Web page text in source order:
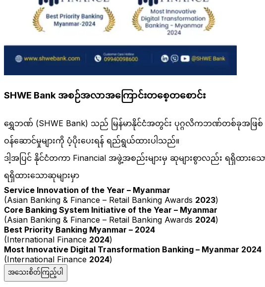
SHWE Bank အစဉ်အလာအကြောင်းတစေ့တစောင်း
ရွှေဘဏ် (SHWE Bank) သည် မြန်မာနိုင်ငံအတွင်း ပုဂ္ဂလိကဘဏ်တစ်ခုအဖြ
ဝန်ဆောင်မှုများကို ပံ့ပိုးပေးရန် ရည်ရွယ်ထားပါသည်။
ဒါ့အပြင် နိုင်ငံတကာ Financial အဖွဲ့အစည်းများမှ ဆုများစွာလည်း ရရှိထား
ရရှိထားသောဆုများမှာ
Service Innovation of the Year – Myanmar
(Asian Banking & Finance – Retail Banking Awards 2023)
Core Banking System Initiative of the Year – Myanmar
(Asian Banking & Finance – Retail Banking Awards 2024)
Best Priority Banking Myanmar – 2024
(International Finance 2024)
Most Innovative Digital Transformation Banking – Myanmar 2024
(International Finance 2024)
အသေးစိတ်ကြည့်ပါ